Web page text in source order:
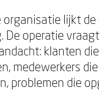
organisatie lijkt
De operatie vraagt
klanten
medewerkers
problemen die